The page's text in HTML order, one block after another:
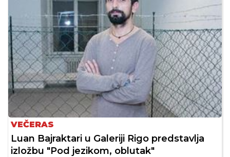
VEČERAS
Luan Bajraktari u Galeriji Rigo predstavlja
izložbu "Pod jezikom, oblutak"